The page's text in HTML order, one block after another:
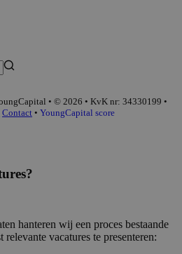
• © 2026 • KvK nr: 34330199 •
Contact • YoungCapital score
hanteren wij een proces bestaande
vacatures te presenteren: